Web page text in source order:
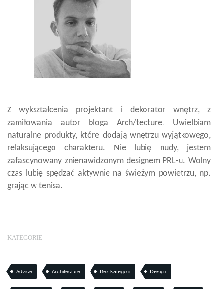
Z wykształcenia projektant i dekorator wnętrz, z
zamiłowania autor bloga Arch/tecture. Uwielbiam
naturalne produkty, które dodają wnętrzu wyjątkowego,
relaksującego charakteru. Nie lubię nudy, jestem
zafascynowany znienawidzonym designem PRL-u. Wolny
czas lubię spędzać aktywnie na świeżym powietrzu, np.
grając w tenisa.
KATEGORIE
Advice Architecture Bez kategorii Design